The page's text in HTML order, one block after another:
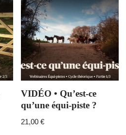
VIDÉO • Qu’est-ce
qu’une équi-piste ?
21,00€